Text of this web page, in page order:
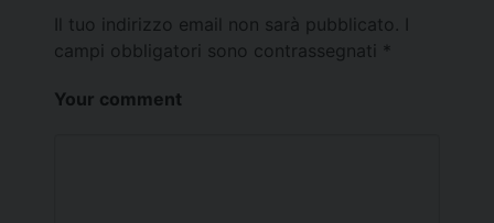
Il tuo indirizzo email non sarà pubblicato.
campi obbligatori sono contrassegnati *
Your comment